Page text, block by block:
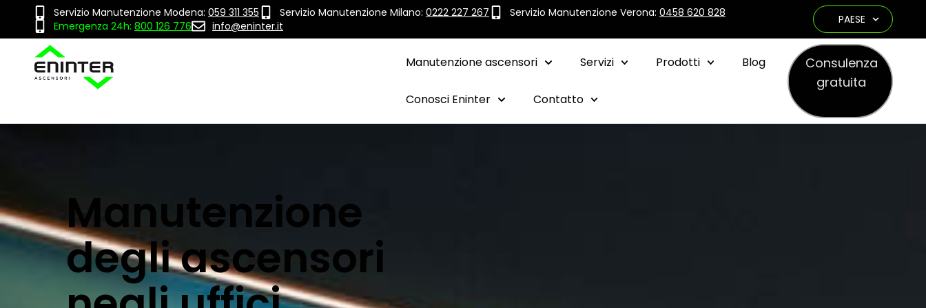
Servizio Manutenzione Modena: 059 311 355 Servizio Manutenzione Milano: 0222 227 267 Servizio Manutenzione Verona: 0458 620 828
Emergenza 24h: 800 126 776 info@eninter.it PAESE
Manutenzione ascensori Servizi Prodotti Blog
Conosci Eninter Contatto
Consulenza
gratuita
Manutenzione
degli ascensori